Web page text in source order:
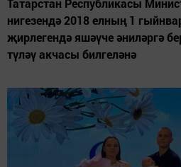
Татарстан Республикасы
нигезендә 2018 елның 1
җирлегендә яшәүче әниләргә
түләү акчасы билгеләнә